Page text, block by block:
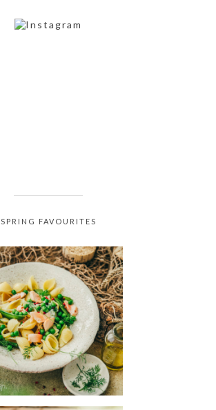
SPRING FAVOURITES